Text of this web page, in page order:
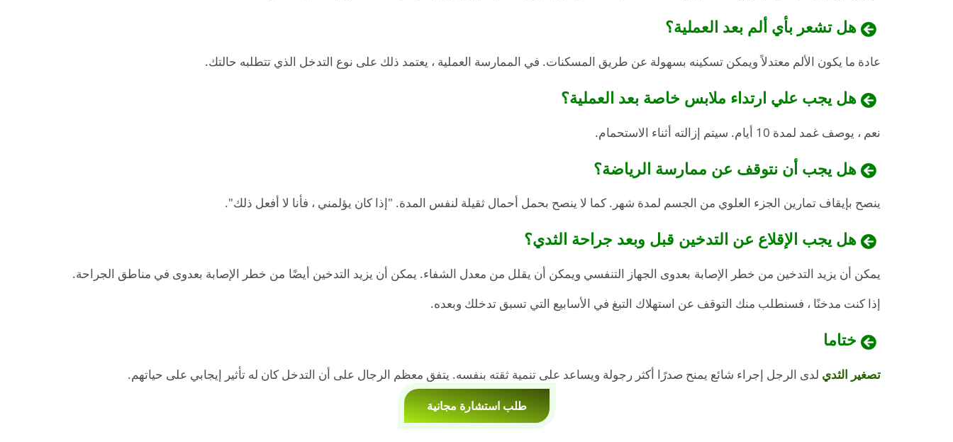
هل تشعر بأي ألم بعد العملية؟
عادة ما يكون الألم معتدلاً ويمكن تسكينه بسهولة عن طريق المسكنات. في الممارسة العملية ، يعتمد ذلك على نوع التدخل الذي تتطلبه حالتك.
هل يجب علي ارتداء ملابس خاصة بعد العملية؟
نعم ، يوصف غمد لمدة 10 أيام. سيتم إزالته أثناء الاستحمام.
هل يجب أن نتوقف عن ممارسة الرياضة؟
ينصح بإيقاف تمارين الجزء العلوي من الجسم لمدة شهر. كما لا ينصح بحمل أحمال ثقيلة لنفس المدة. "إذا كان يؤلمني ، فأنا لا أفعل ذلك".
هل يجب الإقلاع عن التدخين قبل وبعد جراحة الثدي؟
يمكن أن يزيد التدخين من خطر الإصابة بعدوى الجهاز التنفسي ويمكن أن يقلل من معدل الشفاء. يمكن أن يزيد التدخين أيضًا من خطر الإصابة بعدوى في مناطق الجراحة.
إذا كنت مدخنًا ، فسنطلب منك التوقف عن استهلاك التبغ في الأسابيع التي تسبق تدخلك وبعده.
ختاما
تصغير الثدي لدى الرجل إجراء شائع يمنح صدرًا أكثر رجولة ويساعد على تنمية ثقته بنفسه. يتفق معظم الرجال على أن التدخل كان له تأثير إيجابي على حياتهم.
طلب استشارة مجانية